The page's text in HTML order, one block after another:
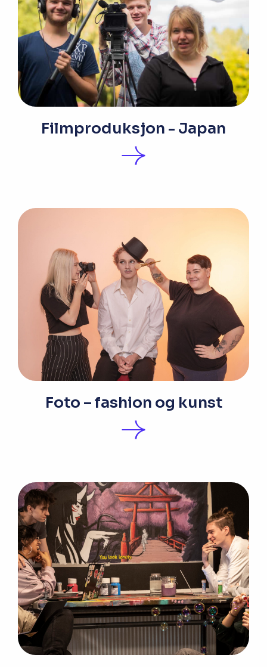
Filmproduksjon - Japan
Foto – fashion og kunst